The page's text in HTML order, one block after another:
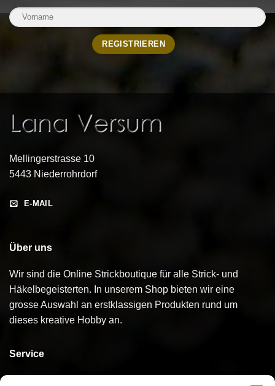
Mellingerstrasse 10
5443 Niederrohrdorf
E-MAIL
Über uns
Wir sind die Online Strickboutique für alle Strick- und
Häkelbegeisterten. In unserem Shop bieten wir eine
grosse Auswahl an erstklassigen Produkten rund um
dieses kreative Hobby an.
Service